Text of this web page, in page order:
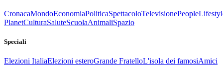
CronacaMondoEconomiaPoliticaSpettacoloTelevisionePeople
PlanetCulturaSaluteScuolaAnimaliSpazio
Speciali
Elezioni ItaliaElezioni esteroGrande FratelloL'isola dei famosiAmici